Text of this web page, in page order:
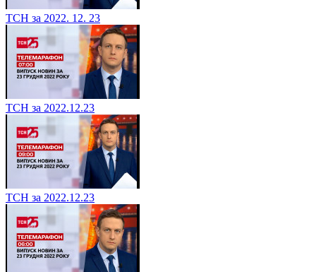
ТСН за 2022. 12. 23
ТСН за 2022.12.23
ТСН за 2022.12.23